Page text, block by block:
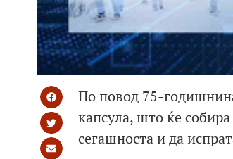
По повод 75-
капсула, што ќе
сегашноста и да